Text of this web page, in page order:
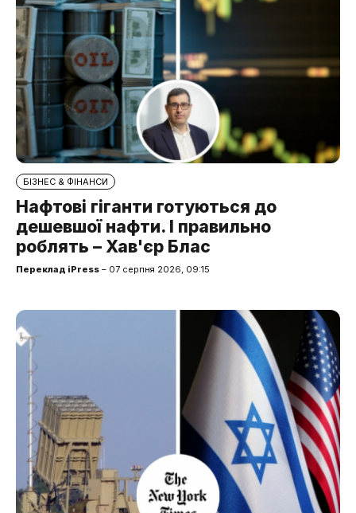
БІЗНЕС & ФІНАНСИ
Нафтові гіганти готуються до
дешевшої нафти. І правильно
роблять – Хав'єр Блас
Переклад iPress – 07 серпня 2026, 09:15